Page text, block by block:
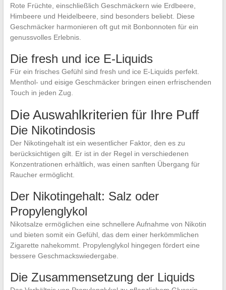
Rote Früchte, einschließlich Geschmäckern wie Erdbeere,
Himbeere und Heidelbeere, sind besonders beliebt. Diese
Geschmäcker harmonieren oft gut mit Bonbonnoten für ein
genussvolles Erlebnis.
Die fresh und ice E-Liquids
Für ein frisches Gefühl sind fresh und ice E-Liquids perfekt.
Menthol- und eisige Geschmäcker bringen einen erfrischenden
Touch in jeden Zug.
Die Auswahlkriterien für Ihre Puff
Die Nikotindosis
Der Nikotingehalt ist ein wesentlicher Faktor, den es zu
berücksichtigen gilt. Er ist in der Regel in verschiedenen
Konzentrationen erhältlich, was einen sanften Übergang für
Raucher ermöglicht.
Der Nikotingehalt: Salz oder
Propylenglykol
Nikotsalze ermöglichen eine schnellere Aufnahme von Nikotin
und bieten somit ein Gefühl, das dem einer herkömmlichen
Zigarette nahekommt. Propylenglykol hingegen fördert eine
bessere Geschmackswiedergabe.
Die Zusammensetzung der Liquids